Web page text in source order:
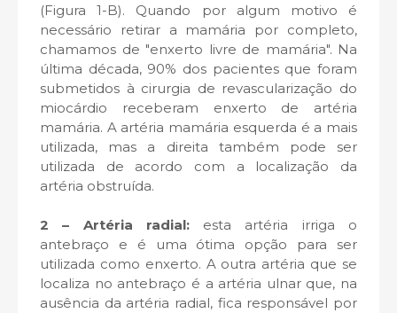
(Figura 1-B). Quando por algum motivo é
necessário retirar a mamária por completo,
chamamos de "enxerto livre de mamária". Na
última década, 90% dos pacientes que foram
submetidos à cirurgia de revascularização do
miocárdio receberam enxerto de artéria
mamária. A artéria mamária esquerda é a mais
utilizada, mas a direita também pode ser
utilizada de acordo com a localização da
artéria obstruída.
2 – Artéria radial:esta artéria irriga o
antebraço e é uma ótima opção para ser
utilizada como enxerto. A outra artéria que se
localiza no antebraço é a artéria ulnar que, na
ausência da artéria radial, fica responsável por